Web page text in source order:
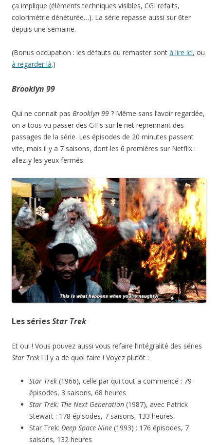
ça implique (éléments techniques visibles, CGI refaits,
colorimétrie dénéturée…). La série repasse aussi sur 6ter
depuis une semaine.
(Bonus occupation : les défauts du remaster sont à lire ici, ou
à regarder là.)
Brooklyn 99
Qui ne connait pas Brooklyn 99 ? Même sans l’avoir regardée,
on a tous vu passer des GIFs sur le net reprennant des
passages de la série. Les épisodes de 20 minutes passent
vite, mais il y a 7 saisons, dont les 6 premières sur Netflix :
allez-y les yeux fermés.
Les sériesStar Trek
Et oui ! Vous pouvez aussi vous refaire l’intégralité des séries
Star Trek ! Il y a de quoi faire ! Voyez plutôt :
Star Trek (1966), celle par qui tout a commencé : 79
épisodes, 3 saisons, 68 heures
Star Trek: The Next Generation (1987), avec Patrick
Stewart : 178 épisodes, 7 saisons, 133 heures
Star Trek: Deep Space Nine (1993) : 176 épisodes, 7
saisons, 132 heures